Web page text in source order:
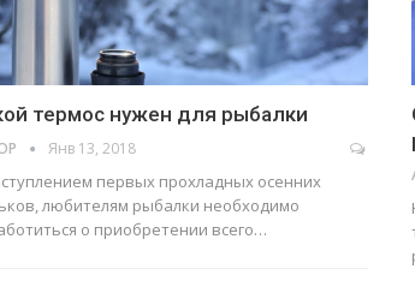
термос нужен для рыбалки
Янв 13, 2018
первых прохладных осенних
любителям рыбалки необходимо
о приобретении всего…